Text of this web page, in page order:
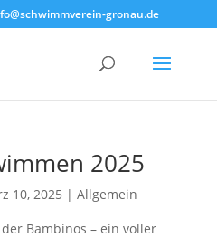
gronau.de
2025
10, 2025 | Allgemein
Bambinos – ein voller